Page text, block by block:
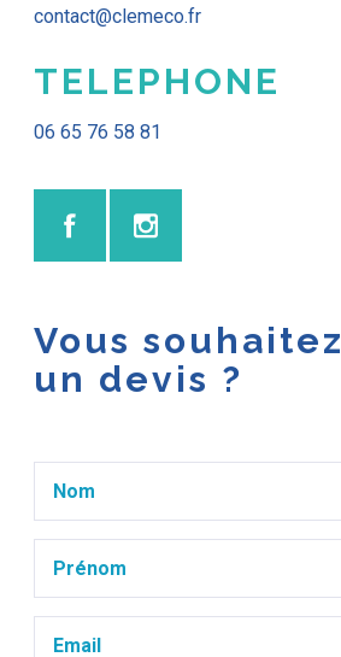
contact@clemeco.fr
TELEPHONE
06 65 76 58 81
Vous souhaitez
un devis ?